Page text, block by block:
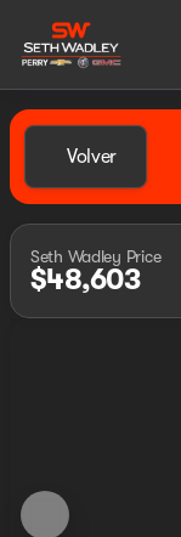
Volver
Seth Wadley Price
$48,603